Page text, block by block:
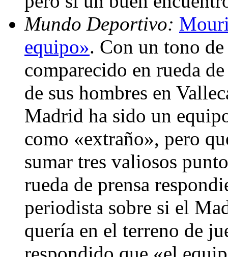
Mundo Deportivo:
equipo». Con un tono
comparecido en rueda
de sus hombres en
Madrid ha sido un
como «extraño», pero
sumar tres valiosos
rueda de prensa
periodista sobre si el
quería en el terreno de